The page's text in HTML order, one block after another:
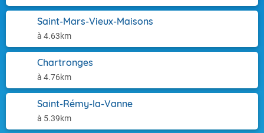
Saint-Mars-Vieux-Maisons
à 4.63km
Chartronges
à 4.76km
Saint-Rémy-la-Vanne
à 5.39km